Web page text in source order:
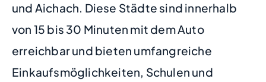
und Aichach. Diese Städte sind innerhalb
von 15 bis 30 Minuten mit dem Auto
erreichbar und bieten umfangreiche
Einkaufsmöglichkeiten, Schulen und